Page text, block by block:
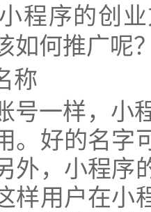
程序的创
如何推广呢
称
号一样，小
。好的名字
外，小程序
样用户在小